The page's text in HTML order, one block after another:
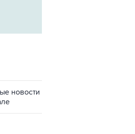
новости